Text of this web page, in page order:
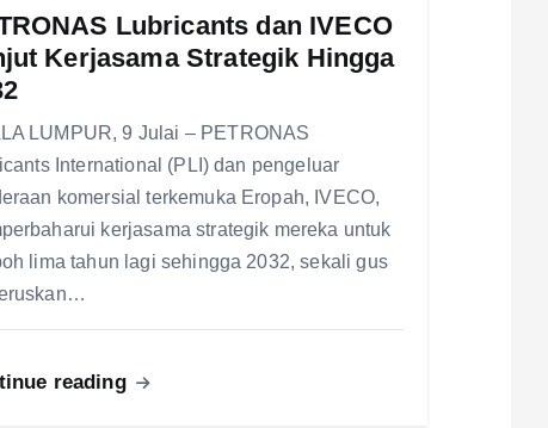
Lubricants dan IVECO
Kerjasama Strategik Hingga
LUMPUR, 9 Julai – PETRONAS
International (PLI) dan pengeluar
komersial terkemuka Eropah, IVECO,
kerjasama strategik mereka untuk
lima tahun lagi sehingga 2032, sekali gus
reading